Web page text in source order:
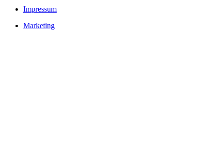
Impressum
Marketing